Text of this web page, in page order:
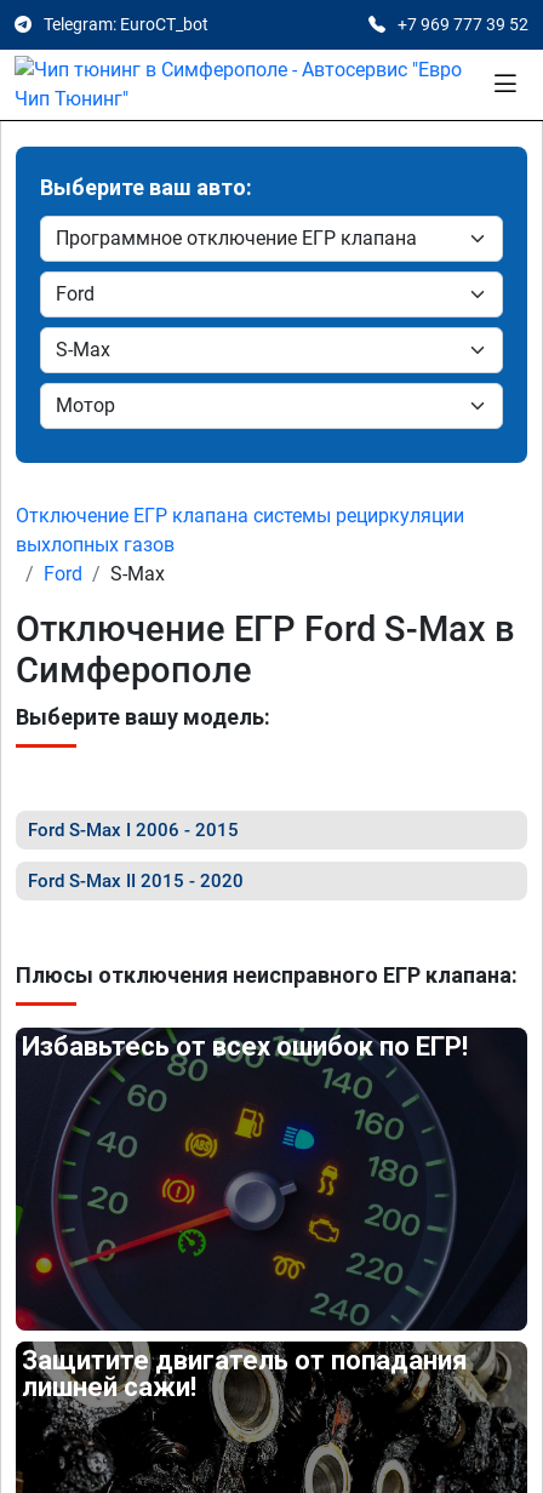
Telegram: EuroCT_bot +7 969 777 39 52
Выберите ваш авто:
Отключение ЕГР клапана системы рециркуляции
выхлопных газов
Ford
S-Max
Отключение ЕГР Ford S-Max в
Симферополе
Выберите вашу модель:
Ford S-Max I 2006 - 2015
Ford S-Max II 2015 - 2020
Плюсы отключения неисправного ЕГР клапана:
Избавьтесь от всех ошибок по ЕГР!
Защитите двигатель от попадания
лишней сажи!